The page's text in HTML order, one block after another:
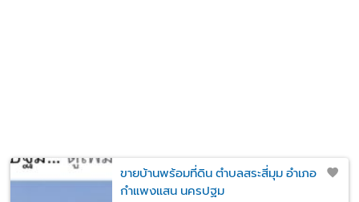
ขายบ้านพร้อมที่ดิน ตำบลสระสี่มุม อำเภอ
กำแพงแสน นครปฐม